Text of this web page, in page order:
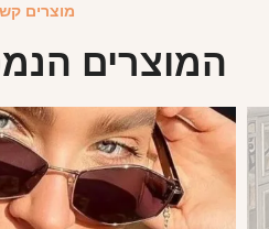
מוצרים
המוצרים